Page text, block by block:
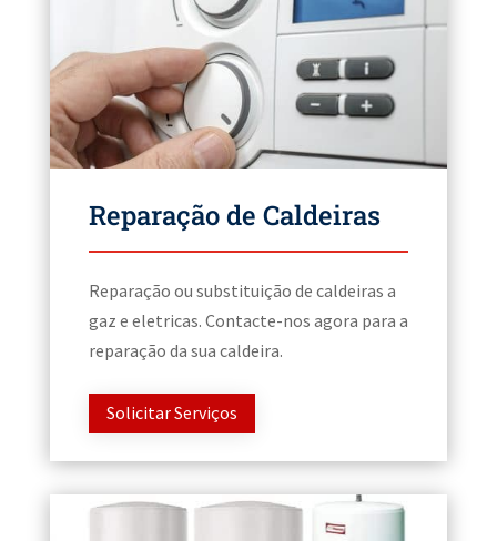
Reparação de Caldeiras
Reparação ou substituição de caldeiras a
gaz e eletricas. Contacte-nos agora para a
reparação da sua caldeira.
Solicitar Serviços